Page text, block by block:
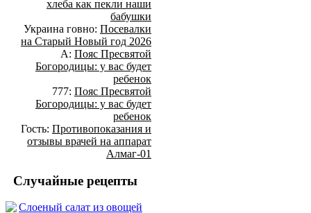
хлеба как пекли наши
бабушки
Украина говно: Посевалки
на Старый Новый год 2026
А: Пояс Пресвятой
Богородицы: у вас будет
ребенок
777: Пояс Пресвятой
Богородицы: у вас будет
ребенок
Гость: Противопоказания и
отзывы врачей на аппарат
Алмаг-01
Случайные рецепты